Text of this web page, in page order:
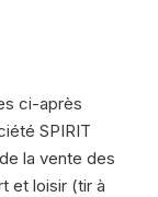
ci-après
SPIRIT
la vente des
et loisir (tir à